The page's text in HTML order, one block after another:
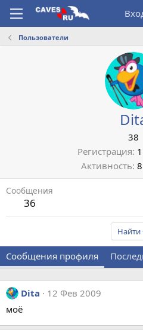
Пользователи
38
Регистрация
Активность
Сообщения
36
Найти
Сообщения профиля
Dita
12 Фев 2009
моё